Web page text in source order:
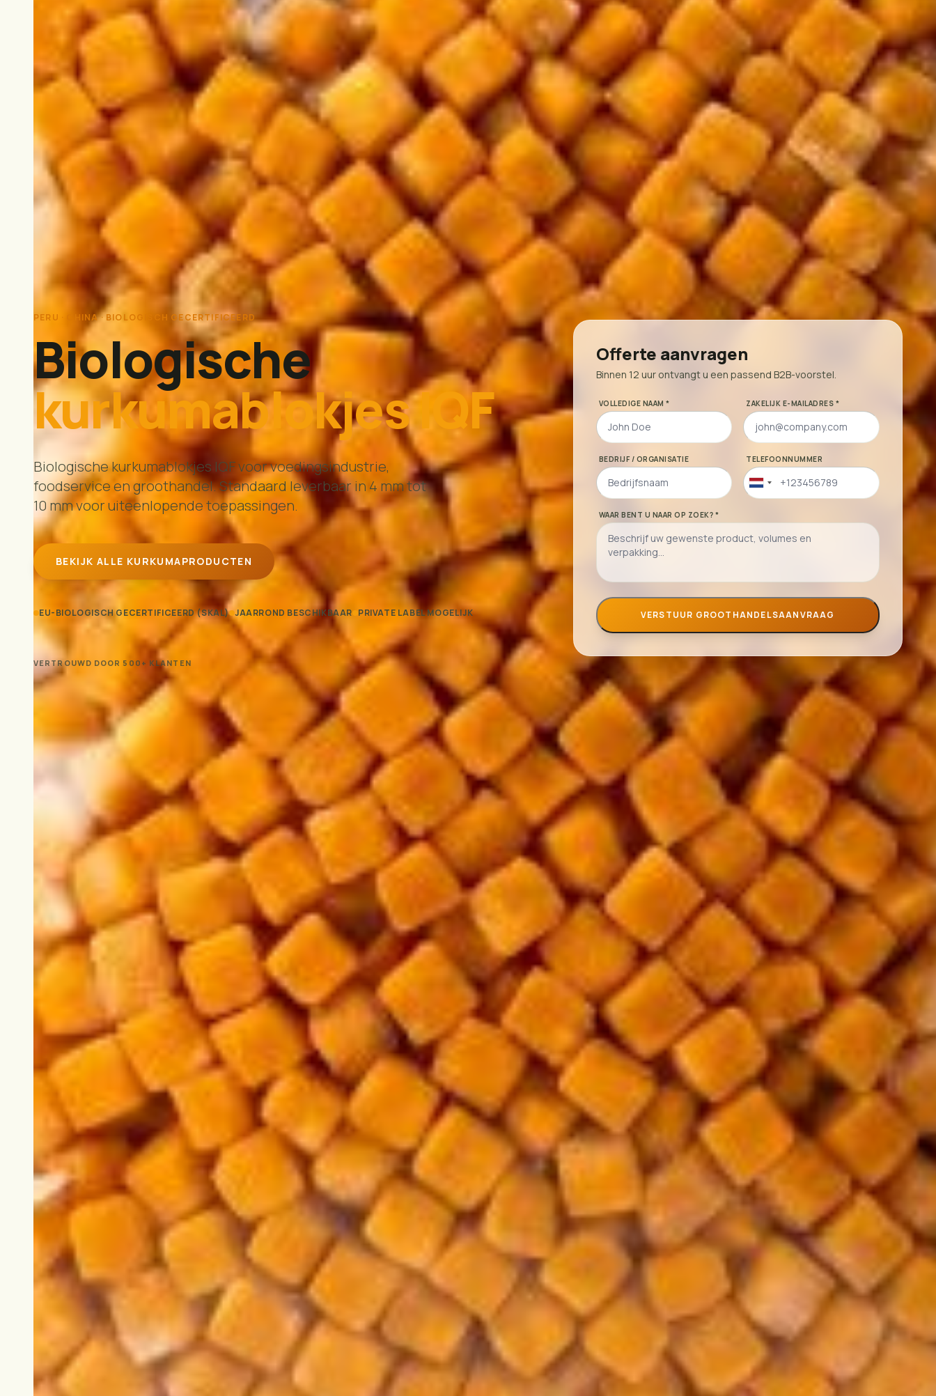
PERU · CHINA · BIOLOGISCH GECERTIFICEERD
Biologische
kurkumablokjes IQF
Biologische kurkumablokjes IQF voor voedingsindustrie,
foodservice en groothandel. Standaard leverbaar in 4 mm tot
10 mm voor uiteenlopende toepassingen.
BEKIJK ALLE KURKUMAPRODUCTEN
EU-BIOLOGISCH GECERTIFICEERD (SKAL) JAARROND BESCHIKBAAR PRIVATE LABEL MOGELIJK
VERTROUWD DOOR 500+ KLANTEN
Offerte aanvragen
Binnen 12 uur ontvangt u een passend B2B-voorstel.
VOLLEDIGE NAAM * ZAKELIJK E-MAILADRES *
BEDRIJF / ORGANISATIE TELEFOONNUMMER
Netherlands
+31
WAAR BENT U NAAR OP ZOEK? *
VERSTUUR GROOTHANDELSAANVRAAG